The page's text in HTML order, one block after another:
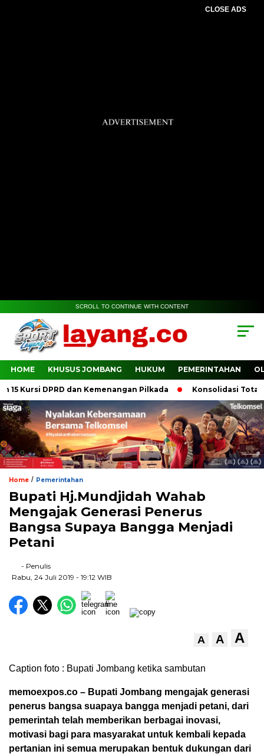
CLOSE ADS
SCROLL TO CONTINUE WITH CONTENT
HOME KHUSUS JOMBANG HUKUM PEMERINTAHAN
Kursi DPRD dan Kemenangan Pilkada Konsolidasi Total,
Home / Pemerintahan
Bupati Hj.Mundjidah Wahab
Mengajak Generasi Penerus
Bangsa Supaya Bangga Menjadi
Petani
- Penulis
Rabu, 24 Juli 2019 - 19:12 WIB
A A A
Caption foto : Bupati Jombang ketika sambutan
memoexpos.co – Bupati Jombang mengajak generasi
penerus bangsa suapaya bangga menjadi petani, dari
pemerintah telah memberikan berbagai inovasi,
motivasi bagi para masyarakat untuk kembali kepada
pertanian ini semua merupakan bentuk dukungan dari